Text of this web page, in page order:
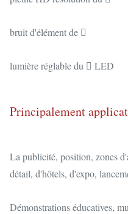
bruit d'élément de 
lumière réglable du  LED
Principalement
La publicité, position, zones
détail, d'hôtels, d'expo,
Démonstrations éducatives,